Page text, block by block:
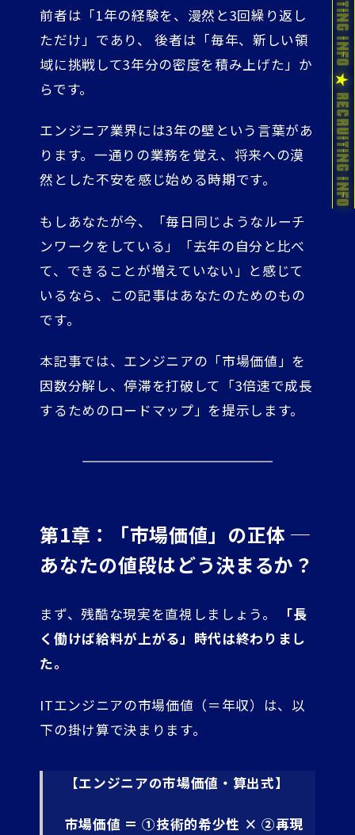
前者は「1年の経験を、漫然と3回繰り返し
ただけ」であり、 後者は「毎年、新しい領
域に挑戦して3年分の密度を積み上げた」か
らです。
エンジニア業界には3年の壁という言葉があ
ります。一通りの業務を覚え、将来への漠
然とした不安を感じ始める時期です。
もしあなたが今、「毎日同じようなルーチ
ンワークをしている」「去年の自分と比べ
て、できることが増えていない」と感じて
いるなら、この記事はあなたのためのもの
です。
本記事では、エンジニアの「市場価値」を
因数分解し、停滞を打破して「3倍速で成長
するためのロードマップ」を提示します。
第1章：「市場価値」の正体 ─
あなたの値段はどう決まるか？
まず、残酷な現実を直視しましょう。
「長
く働けば給料が上がる」時代は終わりまし
た。
ITエンジニアの市場価値（＝年収）は、以
下の掛け算で決まります。
【エンジニアの市場価値・算出式】
市場価値 ＝ ①技術的希少性 × ②再現